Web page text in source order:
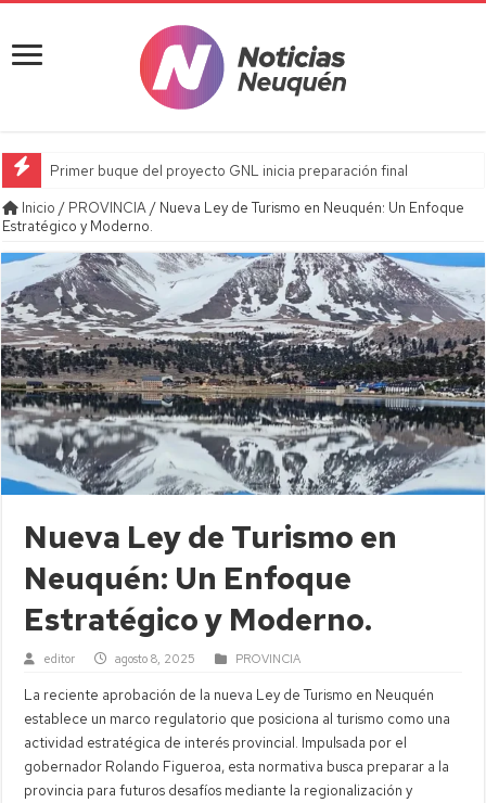
Primer buque del proyecto GNL inicia preparación final
Inicio / PROVINCIA/ Nueva Ley de Turismo en Neuquén: Un Enfoque
Estratégico y Moderno.
Nueva Ley de Turismo en
Neuquén: Un Enfoque
Estratégico y Moderno.
editor agosto 8, 2025 PROVINCIA
La reciente aprobación de la nueva Ley de Turismo en Neuquén
establece un marco regulatorio que posiciona al turismo como una
actividad estratégica de interés provincial. Impulsada por el
gobernador Rolando Figueroa, esta normativa busca preparar a la
provincia para futuros desafíos mediante la regionalización y